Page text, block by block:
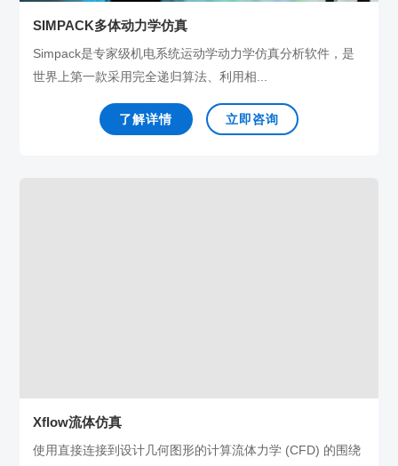
SIMPACK多体动力学仿真
Simpack是专家级机电系统运动学动力学仿真分析软件，是
世界上第一款采用完全递归算法、利用相...
了解详情 立即咨询
Xflow流体仿真
使用直接连接到设计几何图形的计算流体力学 (CFD) 的围绕